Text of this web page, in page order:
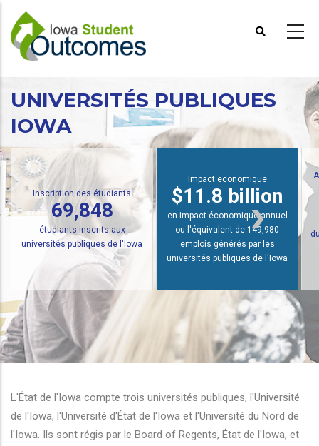
contenu
principal
actions supplémentaires
UNIVERSITÉS PUBLIQUES
IOWA
Impact economique
$11.8 billion
en impact économique annuel
ou l'équivalent de 149,980
emplois générés par les
universités publiques de l'Iowa
Analyse des investissements
$22,500 de
plus
du revenu annuel des diplômés
de l'Université publique de
l'Iowa
L'État de l'Iowa compte trois universités publiques, l'Université
de l'Iowa, l'Université d'État de l'Iowa et l'Université du Nord de
l'Iowa. Ils sont régis par le Board of Regents, État de l'Iowa, et